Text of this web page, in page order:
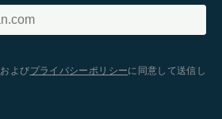
およびプライバシーポリシーに同意して送信し